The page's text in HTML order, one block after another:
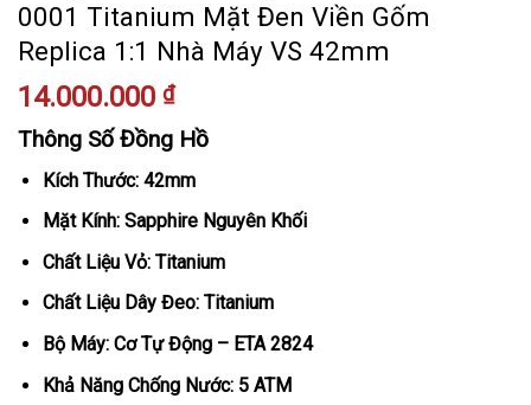
0001 Titanium Mặt Đen Viền Gốm
Replica 1:1 Nhà Máy VS 42mm
14.000.000 ₫
Thông Số Đồng Hồ
Kích Thước: 42mm
Mặt Kính: Sapphire Nguyên Khối
Chất Liệu Vỏ: Titanium
Chất Liệu Dây Đeo: Titanium
Bộ Máy: Cơ Tự Động – ETA 2824
Khả Năng Chống Nước: 5 ATM